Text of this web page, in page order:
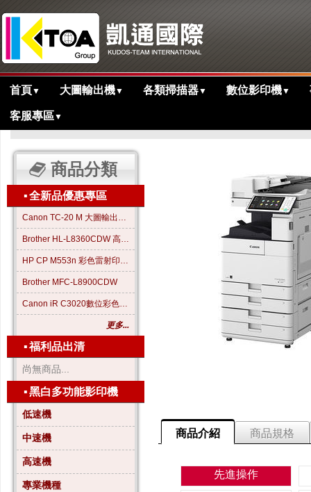
首頁▼ 大圖輸出機▼ 各類掃描器▼ 數位影印機▼
客服專區▼
主目錄
商品分類
▪全新品優惠專區
Canon TC-20 M 大圖輸出繪圖機
Brother HL-L8360CDW 高效彩色雷射印表機
HP CP M553n 彩色雷射印表機
Brother MFC-L8900CDW
Canon iR C3020數位彩色影印機
更多...
▪福利品出清
尚無商品...
▪黑白多功能影印機
低速機
中速機
高速機
專業機種
商品介紹 商品規格
先進操作